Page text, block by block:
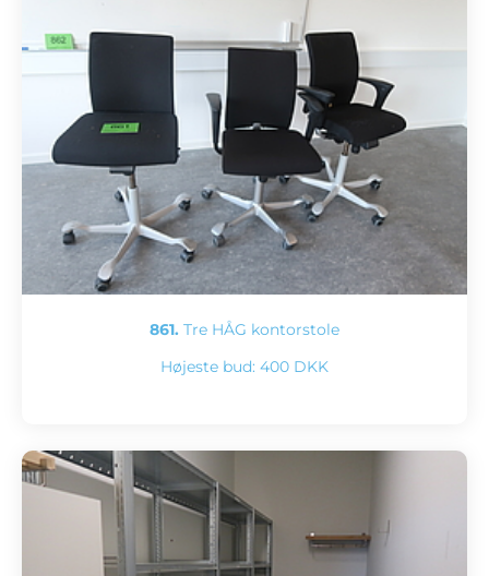
861. Tre HÅG kontorstole
Højeste bud: 400 DKK